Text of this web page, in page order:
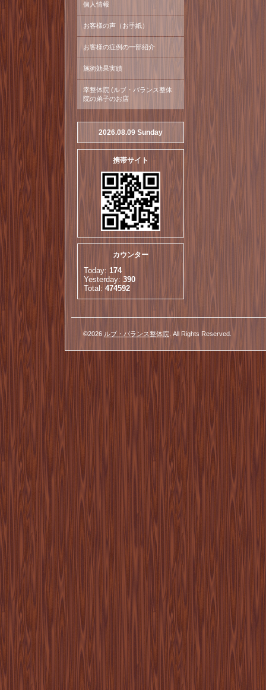
個人情報
お客様の声（お手紙）
お客様の症例の一部紹介
施術効果実績
幸整体院 (ルブ・バランス整体
院の弟子のお店
2026.08.09 Sunday
携帯サイト
カウンター
Today: 174
Yesterday: 390
Total: 474592
©2026 ルブ・バランス整体院 . All Rights Reserved.